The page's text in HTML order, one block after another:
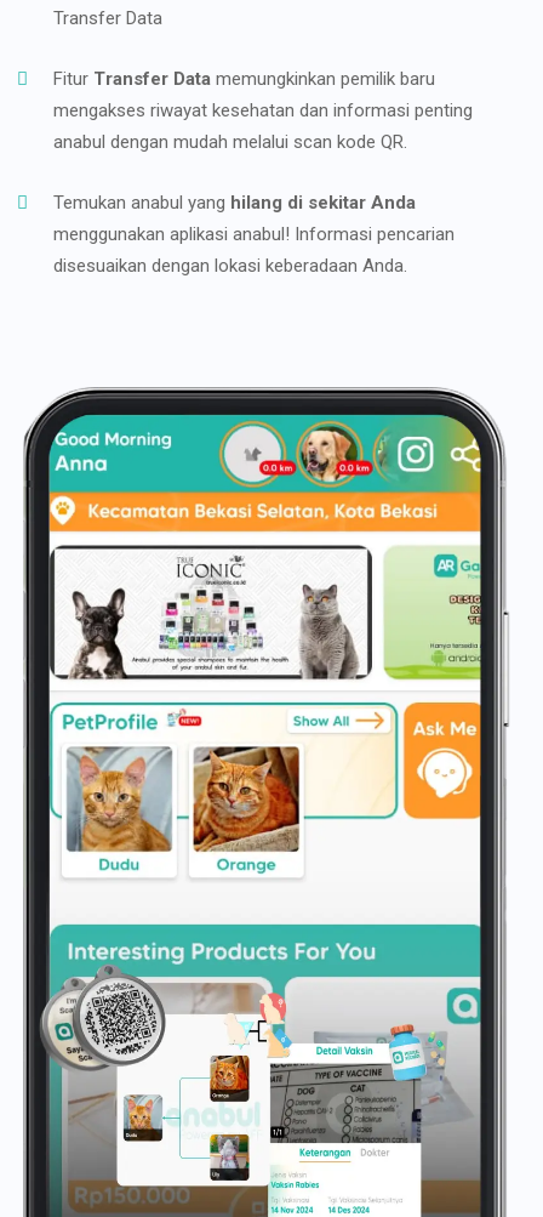
Transfer Data
Fitur Transfer Data memungkinkan pemilik baru
mengakses riwayat kesehatan dan informasi penting
anabul dengan mudah melalui scan kode QR.
Temukan anabul yang hilang di sekitar Anda
menggunakan aplikasi anabul! Informasi pencarian
disesuaikan dengan lokasi keberadaan Anda.